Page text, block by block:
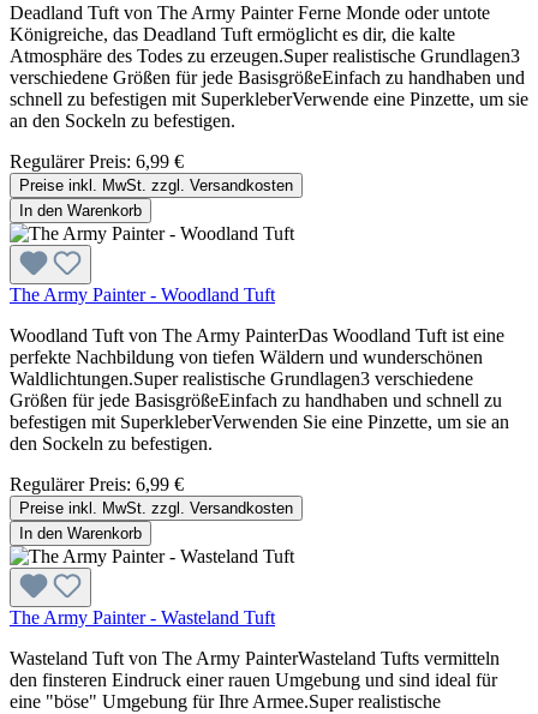
Deadland Tuft von The Army Painter Ferne Monde oder untote
Königreiche, das Deadland Tuft ermöglicht es dir, die kalte
Atmosphäre des Todes zu erzeugen.Super realistische Grundlagen3
verschiedene Größen für jede BasisgrößeEinfach zu handhaben und
schnell zu befestigen mit SuperkleberVerwende eine Pinzette, um sie
an den Sockeln zu befestigen.
Regulärer Preis: 6,99 €
Preise inkl. MwSt. zzgl. Versandkosten
In den Warenkorb
The Army Painter - Woodland Tuft
Woodland Tuft von The Army PainterDas Woodland Tuft ist eine
perfekte Nachbildung von tiefen Wäldern und wunderschönen
Waldlichtungen.Super realistische Grundlagen3 verschiedene
Größen für jede BasisgrößeEinfach zu handhaben und schnell zu
befestigen mit SuperkleberVerwenden Sie eine Pinzette, um sie an
den Sockeln zu befestigen.
Regulärer Preis: 6,99 €
Preise inkl. MwSt. zzgl. Versandkosten
In den Warenkorb
The Army Painter - Wasteland Tuft
Wasteland Tuft von The Army PainterWasteland Tufts vermitteln
den finsteren Eindruck einer rauen Umgebung und sind ideal für
eine "böse" Umgebung für Ihre Armee.Super realistische